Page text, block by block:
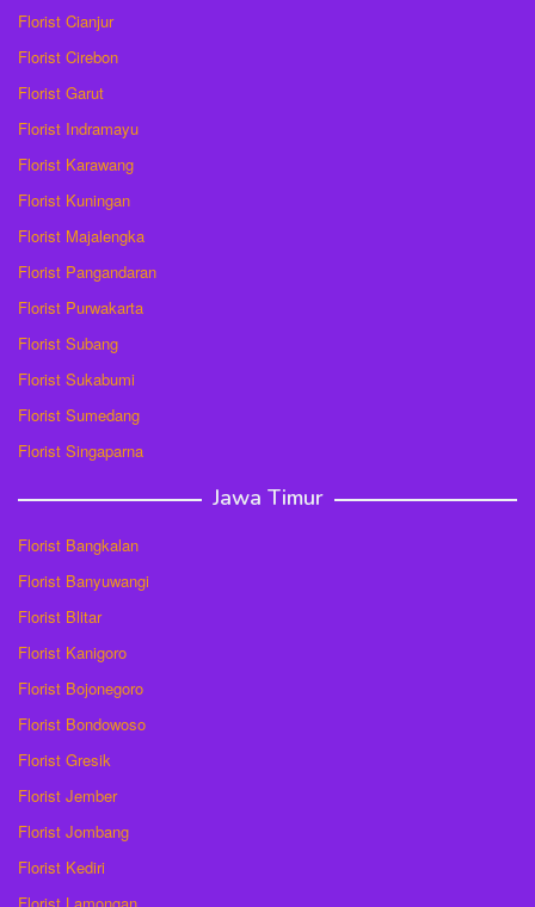
Florist Cianjur
Florist Cirebon
Florist Garut
Florist Indramayu
Florist Karawang
Florist Kuningan
Florist Majalengka
Florist Pangandaran
Florist Purwakarta
Florist Subang
Florist Sukabumi
Florist Sumedang
Florist Singaparna
Jawa Timur
Florist Bangkalan
Florist Banyuwangi
Florist Blitar
Florist Kanigoro
Florist Bojonegoro
Florist Bondowoso
Florist Gresik
Florist Jember
Florist Jombang
Florist Kediri